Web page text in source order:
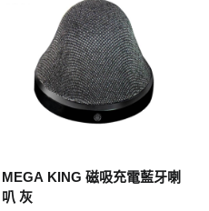
MEGA KING 磁吸充電藍牙喇
叭 灰